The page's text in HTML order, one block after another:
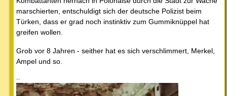
marschierten, entschuldigt sich der deutsche Polizist beim
Türken, dass er grad noch instinktiv zum Gummiknüppel hat
greifen wollen.
Grob vor 8 Jahren - seither hat es sich verschlimmert, Merkel,
Ampel und so.
--